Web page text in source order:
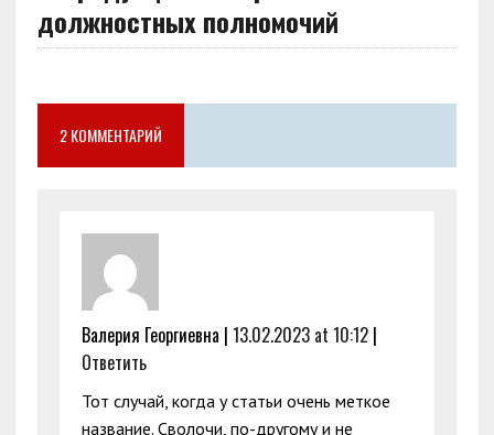
должностных полномочий
2 КОММЕНТАРИЙ
Валерия Георгиевна | 13.02.2023 at 10:12|
Ответить
Тот случай, когда у статьи очень меткое
название. Сволочи, по-другому и не